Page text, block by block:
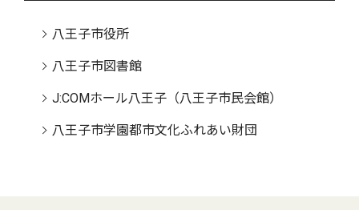
八王子市役所
八王子市図書館
J:COMホール八王子（八王子市民会館）
八王子市学園都市文化ふれあい財団